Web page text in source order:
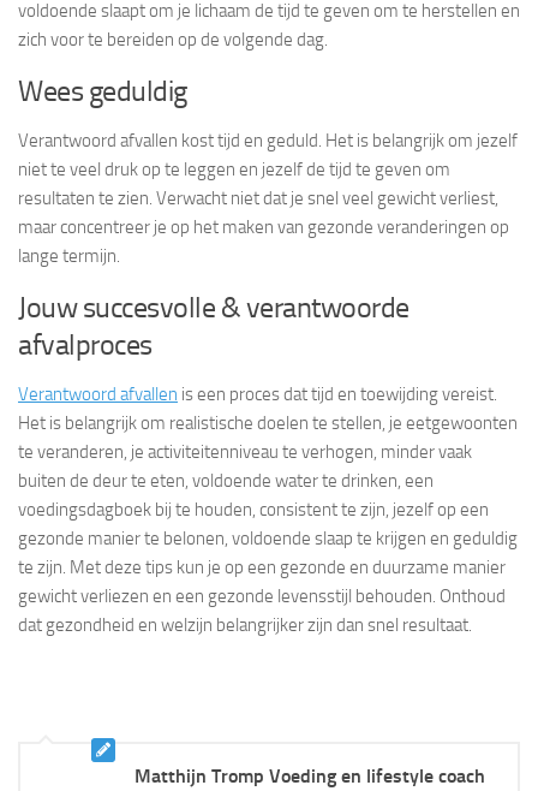
voldoende slaapt om je lichaam de tijd te geven om te herstellen en
zich voor te bereiden op de volgende dag.
Wees geduldig
Verantwoord afvallen kost tijd en geduld. Het is belangrijk om jezelf
niet te veel druk op te leggen en jezelf de tijd te geven om
resultaten te zien. Verwacht niet dat je snel veel gewicht verliest,
maar concentreer je op het maken van gezonde veranderingen op
lange termijn.
Jouw succesvolle & verantwoorde
afvalproces
Verantwoord afvallen is een proces dat tijd en toewijding vereist.
Het is belangrijk om realistische doelen te stellen, je eetgewoonten
te veranderen, je activiteitenniveau te verhogen, minder vaak
buiten de deur te eten, voldoende water te drinken, een
voedingsdagboek bij te houden, consistent te zijn, jezelf op een
gezonde manier te belonen, voldoende slaap te krijgen en geduldig
te zijn. Met deze tips kun je op een gezonde en duurzame manier
gewicht verliezen en een gezonde levensstijl behouden. Onthoud
dat gezondheid en welzijn belangrijker zijn dan snel resultaat.
Matthijn Tromp Voeding en lifestyle coach